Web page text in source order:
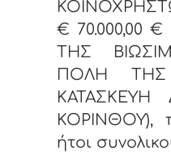
€ 70.000,00
ΤΗΣ
ΠΟΛΗ ΤΗΣ
ΚΟΡΙΝΘΟΥ),
ήτοι